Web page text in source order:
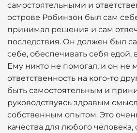
самостоятельными и
острове Робинзон был сам
принимал решения и сам
последствия. Он должен был
себе, обеспечивать себя едой,
Ему никто не помогал, и он не
ответственность на кого-то
быть самостоятельным и
руководствуясь здравым
собственным опытом. Это
качества для любого